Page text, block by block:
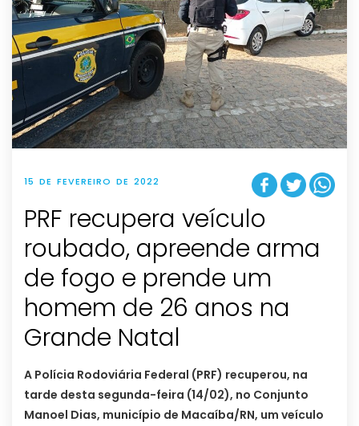
15 DE FEVEREIRO DE 2022
PRF recupera veículo
roubado, apreende arma
de fogo e prende um
homem de 26 anos na
Grande Natal
A Polícia Rodoviária Federal (PRF) recuperou, na
tarde desta segunda-feira (14/02), no Conjunto
Manoel Dias, município de Macaíba/RN, um veículo